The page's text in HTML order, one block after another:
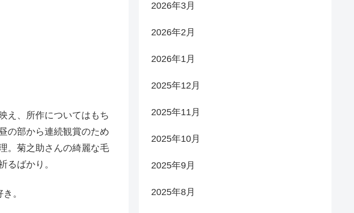
え、所作についてはもち
の部から連続観賞のため
。菊之助さんの綺麗な毛
るばかり。
。
2026年3月
2026年2月
2026年1月
2025年12月
2025年11月
2025年10月
2025年9月
2025年8月